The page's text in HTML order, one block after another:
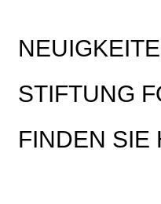
STIFTUNG
FINDEN SIE